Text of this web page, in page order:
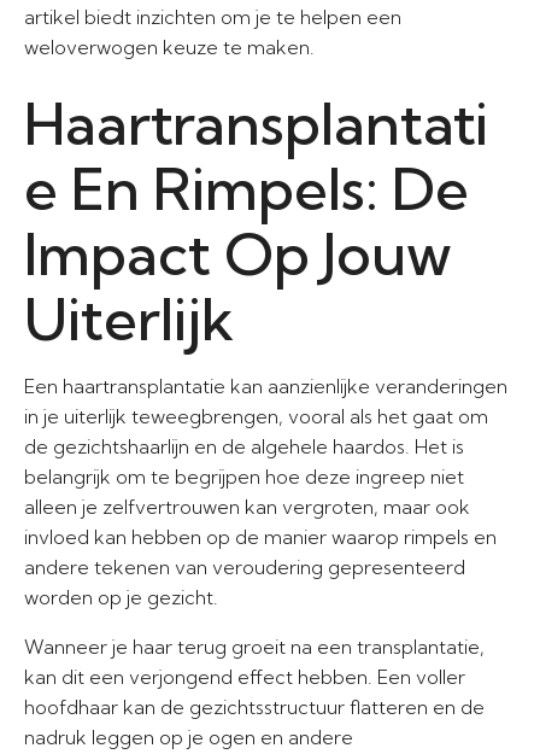
artikel biedt inzichten om je te helpen een
weloverwogen keuze te maken.
Haartransplantati
e En Rimpels: De
Impact Op Jouw
Uiterlijk
Een haartransplantatie kan aanzienlijke veranderingen
in je uiterlijk teweegbrengen, vooral als het gaat om
de gezichtshaarlijn en de algehele haardos. Het is
belangrijk om te begrijpen hoe deze ingreep niet
alleen je zelfvertrouwen kan vergroten, maar ook
invloed kan hebben op de manier waarop rimpels en
andere tekenen van veroudering gepresenteerd
worden op je gezicht.
Wanneer je haar terug groeit na een transplantatie,
kan dit een verjongend effect hebben. Een voller
hoofdhaar kan de gezichtsstructuur flatteren en de
nadruk leggen op je ogen en andere